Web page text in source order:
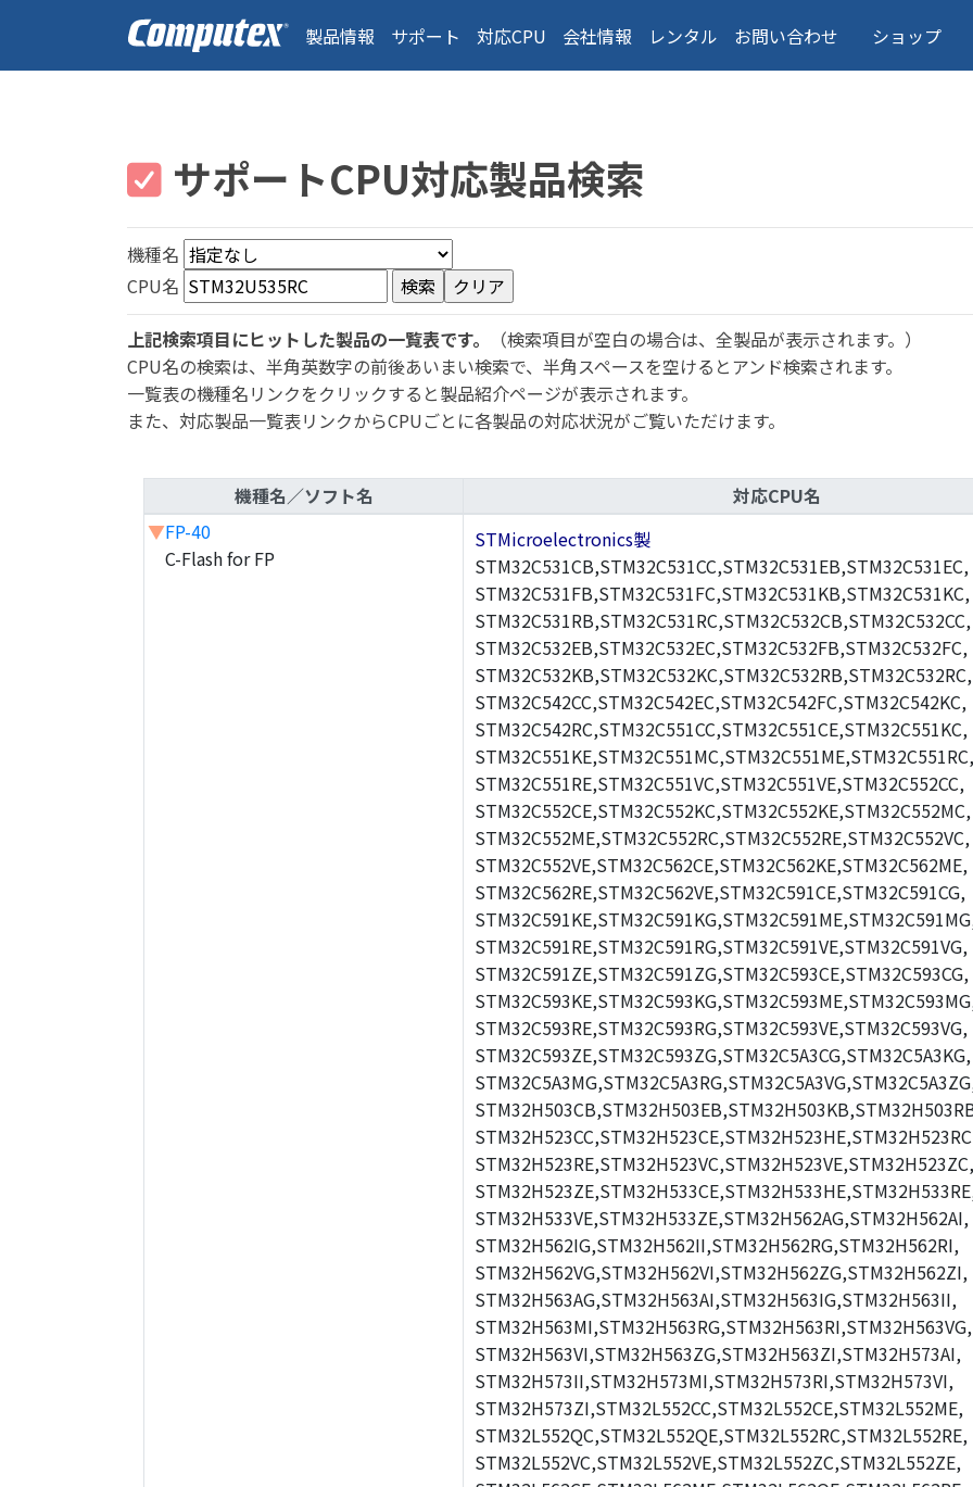
製品情報 サポート 対応CPU 会社情報 レンタル お問い合わせ ショップ
サポートCPU対応製品検索
機種名
CPU名
上記検索項目にヒットした製品の一覧表です。
（検索項目が空白の場合は、全製品が表示されます。）
CPU名の検索は、半角英数字の前後あいまい検索で、半角スペースを空けるとアンド検索されます。
一覧表の機種名リンクをクリックすると製品紹介ページが表示されます。
また、対応製品一覧表リンクからCPUごとに各製品の対応状況がご覧いただけます。
機種名／ソフト名
対応CPU名
▼FP-40
C-Flash for FP
STMicroelectronics製
STM32C531CB,STM32C531CC,STM32C531EB,STM32C531EC,
STM32C531FB,STM32C531FC,STM32C531KB,STM32C531KC,
STM32C531RB,STM32C531RC,STM32C532CB,STM32C532CC,
STM32C532EB,STM32C532EC,STM32C532FB,STM32C532FC,
STM32C532KB,STM32C532KC,STM32C532RB,STM32C532RC,
STM32C542CC,STM32C542EC,STM32C542FC,STM32C542KC,
STM32C542RC,STM32C551CC,STM32C551CE,STM32C551KC,
STM32C551KE,STM32C551MC,STM32C551ME,STM32C551RC,
STM32C551RE,STM32C551VC,STM32C551VE,STM32C552CC,
STM32C552CE,STM32C552KC,STM32C552KE,STM32C552MC,
STM32C552ME,STM32C552RC,STM32C552RE,STM32C552VC,
STM32C552VE,STM32C562CE,STM32C562KE,STM32C562ME,
STM32C562RE,STM32C562VE,STM32C591CE,STM32C591CG,
STM32C591RE,STM32C591RG,STM32C591VE,STM32C591VG,
STM32C591ZE,STM32C591ZG,STM32C593CE,STM32C593CG,
STM32C593RE,STM32C593RG,STM32C593VE,STM32C593VG,
STM32C593ZE,STM32C593ZG,STM32C5A3CG,STM32C5A3KG,
STM32H523RE,STM32H523VC,STM32H523VE,STM32H523ZC,
STM32H533VE,STM32H533ZE,STM32H562AG,STM32H562AI,
STM32H562IG,STM32H562II,STM32H562RG,STM32H562RI,
STM32H562VG,STM32H562VI,STM32H562ZG,STM32H562ZI,
STM32H563AG,STM32H563AI,STM32H563IG,STM32H563II,
STM32H563MI,STM32H563RG,STM32H563RI,STM32H563VG,
STM32H563VI,STM32H563ZG,STM32H563ZI,STM32H573AI,
STM32H573II,STM32H573MI,STM32H573RI,STM32H573VI,
STM32H573ZI,STM32L552CC,STM32L552CE,STM32L552ME,
STM32L552QC,STM32L552QE,STM32L552RC,STM32L552RE,
STM32L552VC,STM32L552VE,STM32L552ZC,STM32L552ZE,